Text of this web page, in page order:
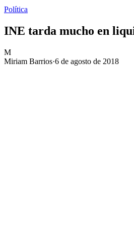
Política
INE tarda mucho en
M
Miriam Barrios·6 de agosto de 2018